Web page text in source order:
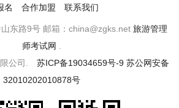
名
合作加盟 联系我们
东路9号 邮箱：china@zgks.net旅游管理
师考试网
限公司. 苏ICP备19034659号-9 苏公网安备
32010202010878号